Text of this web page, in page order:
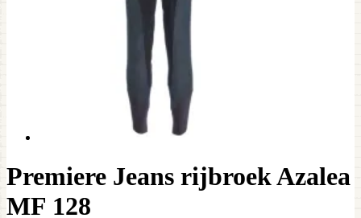
Premiere Jeans rijbroek Azalea
MF 128